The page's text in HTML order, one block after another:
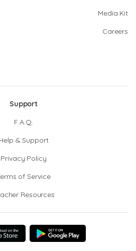
Media Kit
Careers
Support
F.A.Q.
& Support
Privacy Policy
of Service
Resources